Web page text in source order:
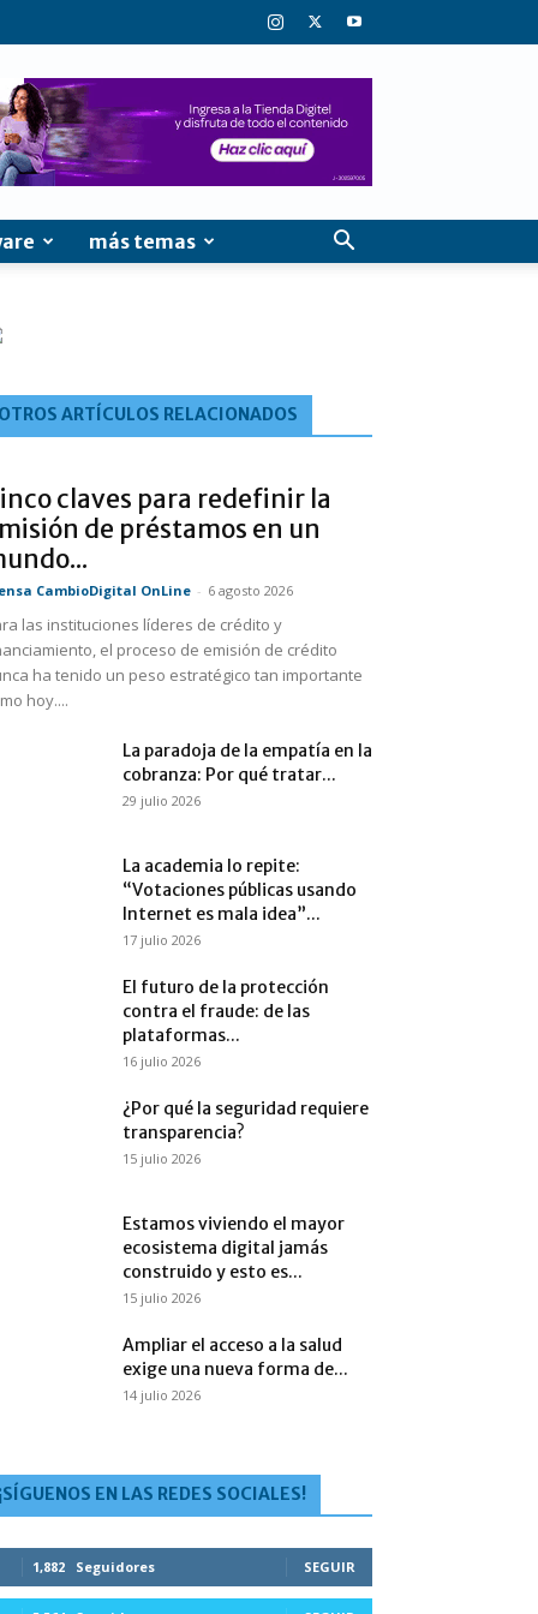
más temas
OTROS ARTÍCULOS RELACIONADOS
claves para redefinir la
de préstamos en un
CambioDigital OnLine - 6 agosto 2026
las instituciones líderes de crédito y
el proceso de emisión de crédito
ha tenido un peso estratégico tan importante
hoy....
La paradoja de la empatía en la
cobranza: Por qué tratar...
29 julio 2026
La academia lo repite:
“Votaciones públicas usando
Internet es mala idea”...
17 julio 2026
El futuro de la protección
contra el fraude: de las
plataformas...
16 julio 2026
¿Por qué la seguridad requiere
transparencia?
15 julio 2026
Estamos viviendo el mayor
ecosistema digital jamás
construido y esto es...
15 julio 2026
Ampliar el acceso a la salud
exige una nueva forma de...
14 julio 2026
¡SÍGUENOS EN LAS REDES SOCIALES!
1,882 Seguidores SEGUIR